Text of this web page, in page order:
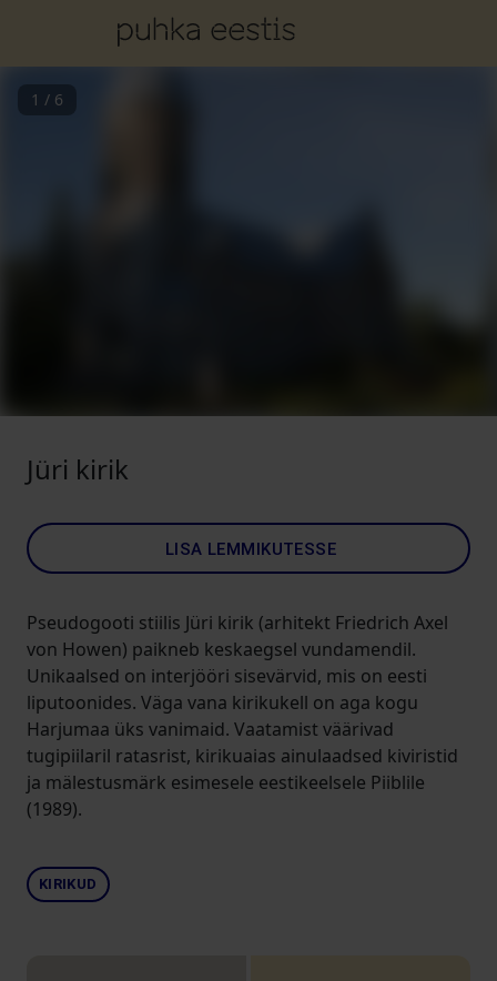
1 / 6
Jüri kirik
LISA LEMMIKUTESSE
Pseudogooti stiilis Jüri kirik (arhitekt Friedrich Axel
von Howen) paikneb keskaegsel vundamendil.
Unikaalsed on interjööri sisevärvid, mis on eesti
liputoonides. Väga vana kirikukell on aga kogu
Harjumaa üks vanimaid. Vaatamist väärivad
tugipiilaril ratasrist, kirikuaias ainulaadsed kiviristid
ja mälestusmärk esimesele eestikeelsele Piiblile
(1989).
KIRIKUD